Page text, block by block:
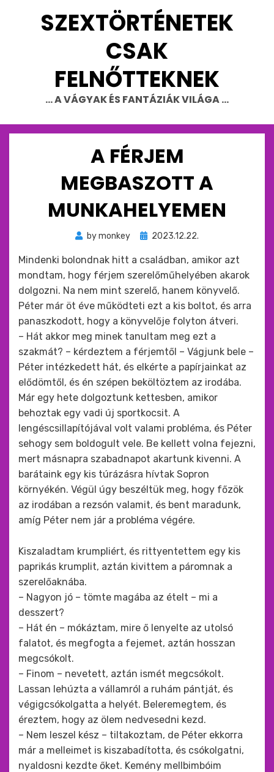
SZEXTÖRTÉNETEK
CSAK
FELNŐTTEKNEK
… A VÁGYAK ÉS FANTÁZIÁK VILÁGA …
A FÉRJEM
MEGBASZOTT A
MUNKAHELYEMEN
bymonkey
Beküldve
:
2023.12.22.
Mindenki bolondnak hitt a családban, amikor azt
mondtam, hogy férjem szerelőműhelyében akarok
dolgozni. Na nem mint szerelő, hanem könyvelő.
Péter már öt éve működteti ezt a kis boltot, és arra
panaszkodott, hogy a könyvelője folyton átveri.
– Hát akkor meg minek tanultam meg ezt a
szakmát? – kérdeztem a férjemtől – Vágjunk bele –
Péter intézkedett hát, és elkérte a papírjainkat az
elődömtől, és én szépen beköltöztem az irodába.
Már egy hete dolgoztunk kettesben, amikor
behoztak egy vadi új sportkocsit. A
lengéscsillapítójával volt valami probléma, és Péter
sehogy sem boldogult vele. Be kellett volna fejezni,
mert másnapra szabadnapot akartunk kivenni. A
barátaink egy kis túrázásra hívtak Sopron
környékén. Végül úgy beszéltük meg, hogy főzök
az irodában a rezsón valamit, és bent maradunk,
amíg Péter nem jár a probléma végére.
Kiszaladtam krumpliért, és rittyentettem egy kis
paprikás krumplit, aztán kivittem a páromnak a
szerelőaknába.
– Nagyon jó – tömte magába az ételt – mi a
desszert?
– Hát én – mókáztam, mire ő lenyelte az utolsó
falatot, és megfogta a fejemet, aztán hosszan
megcsókolt.
– Finom – nevetett, aztán ismét megcsókolt.
Lassan lehúzta a vállamról a ruhám pántját, és
végigcsókolgatta a helyét. Beleremegtem, és
éreztem, hogy az ölem nedvesedni kezd.
– Nem leszel kész – tiltakoztam, de Péter ekkorra
már a melleimet is kiszabadította, és csókolgatni,
nyaldosni kezdte őket. Kemény mellbimbóim